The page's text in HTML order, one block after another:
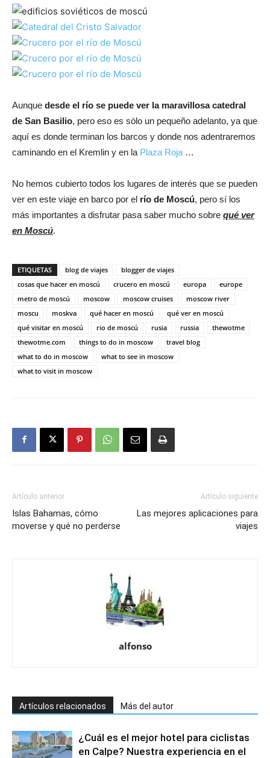
Aunque desde el río se puede ver la maravillosa catedral
de San Basilio, pero eso es sólo un pequeño adelanto, ya que
aquí es donde terminan los barcos y donde nos adentraremos
caminando en el Kremlin y en la Plaza Roja …
No hemos cubierto todos los lugares de interés que se pueden
ver en este viaje en barco por el río de Moscú, pero sí los
más importantes a disfrutar pasa saber mucho sobre qué ver
en Moscú.
ETIQUETAS blog de viajes
blogger de viajes
cosas que hacer en moscú
crucero en moscú europa
europe
metro de moscú
moscow moscow cruises
moscow river
moscu
moskva qué hacer en moscú
qué ver en moscú
qué visitar en moscú
rio de moscú rusia russia
thewotme
thewotme.com
things to do in moscow
travel blog
what to do in moscow
what to see in moscow
what to visit in moscow
Artículo anterior
Islas Bahamas, cómo
moverse y qué no perderse
Artículo siguiente
Las mejores aplicaciones para
viajes
alfonso
Artículos relacionados Más del autor
¿Cuál es el mejor hotel para ciclistas
en Calpe? Nuestra experiencia en el